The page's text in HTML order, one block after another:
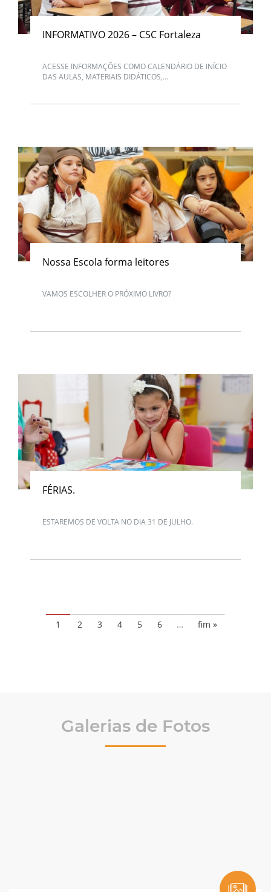
INFORMATIVO 2026 – CSC Fortaleza
ACESSE INFORMAÇÕES COMO CALENDÁRIO DE INÍCIO
DAS AULAS, MATERIAIS DIDÁTICOS,...
Nossa Escola forma leitores
VAMOS ESCOLHER O PRÓXIMO LIVRO?
FÉRIAS.
ESTAREMOS DE VOLTA NO DIA 31 DE JULHO.
1 2 3 4 5 6 … fim »
Galerias de Fotos